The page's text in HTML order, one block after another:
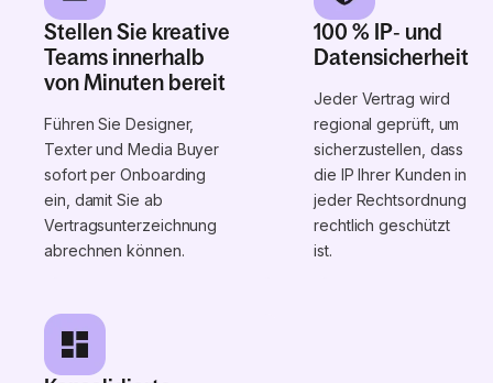
Stellen Sie kreative
Teams innerhalb
von Minuten bereit
Führen Sie Designer,
Texter und Media Buyer
sofort per Onboarding
ein, damit Sie ab
Vertragsunterzeichnung
abrechnen können.
100 % IP‑ und
Datensicherheit
Jeder Vertrag wird
regional geprüft, um
sicherzustellen, dass
die IP Ihrer Kunden in
jeder Rechtsordnung
rechtlich geschützt
ist.